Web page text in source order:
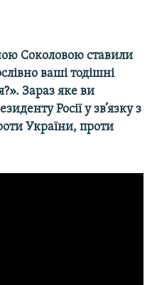
Соколовою ставили
ваші тодішні
Зараз яке ви
Росії у зв’язку з
України, проти